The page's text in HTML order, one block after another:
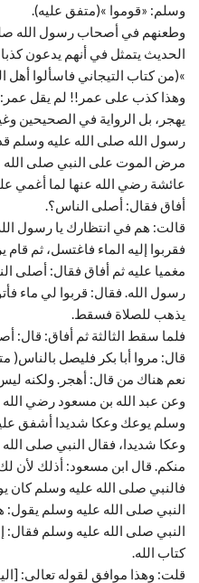
وسلم: «قوموا »(متفق عليه).
وطعنهم في أصحاب رسول الله
الحديث يتمثل في أنهم يدعون
»(من كتاب التيجاني فاسألوا أهل
وهذا كذب على عمر!! لم يقل عمر:
يهجر، بل الرواية في الصحيحين
رسول الله صلى الله عليه وسلم
مرض الموت على النبي صلى الله
عائشة رضي الله عنها لما أغمي
أفاق فقال: أصلى الناس؟.
قالت: هم في انتظارك يا رسول
فقربوا إليه الماء فاغتسل، ثم
مغميا عليه ثم أفاق فقال: أصلى
رسول الله. فقال: قربوا لي ماء
يذهب للصلاة فسقط.
فلما سقط الثالثة ثم أفاق: قال:
قال: مروا أبا بكر فليصل بالناس(
نعم هناك من قال: أهجر. ولكنه
وعن عبد الله بن مسعود رضي الله
وسلم يوعك وعكا شديدا أشفق
وعكا شديدا، فقال النبي صلى
منكم. قال ابن مسعود: أذلك لأن
فالنبي صلى الله عليه وسلم كان
النبي صلى الله عليه وسلم
النبي صلى الله عليه وسلم فقال:
كتاب الله.
قلت: وهذا موافق لقوله تعالى: